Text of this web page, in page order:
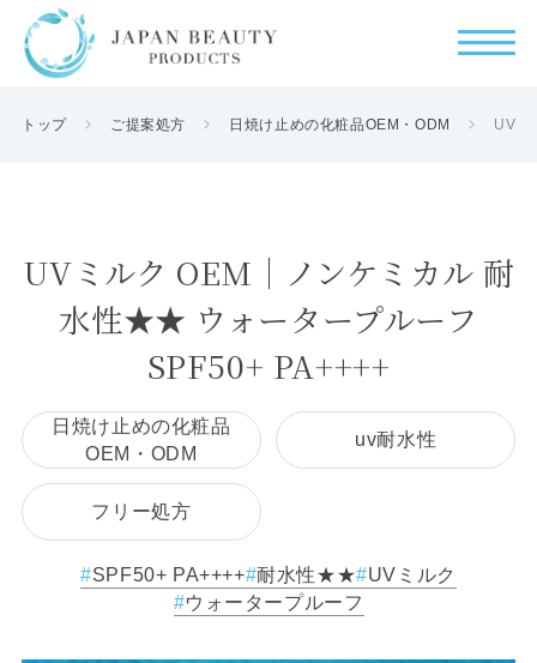
トップ ご提案処方 日焼け止めの化粧品OEM・ODM UVミ
UVミルク OEM｜ノンケミカル 耐
水性★★ ウォータープルーフ
SPF50+ PA++++
日焼け止めの化粧品
OEM・ODM
uv耐水性
フリー処方
SPF50+ PA++++ 耐水性★★
UVミルク
ウォータープルーフ